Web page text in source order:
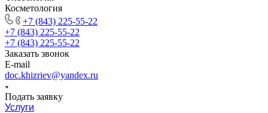
Косметология
+7 (843) 225-55-22
+7 (843) 225-55-22
+7 (843) 225-55-22
Заказать звонок
E-mail
doc.khizriev@yandex.ru
Подать заявку
Услуги